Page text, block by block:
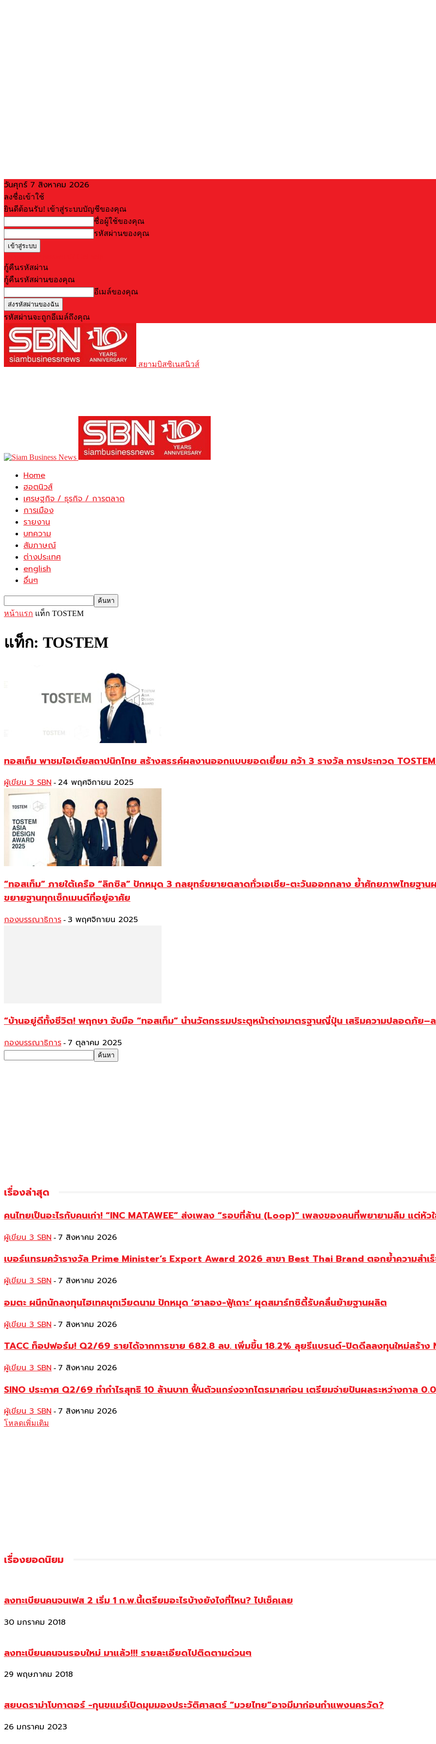
วันศุกร์ 7 สิงหาคม 2026
ลงชื่อเข้าใช้
ยินดีต้อนรับ! เข้าสู่ระบบบัญชีของคุณ
ชื่อผู้ใช้ของคุณ
รหัสผ่านของคุณ
กู้คืนรหัสผ่าน
กู้คืนรหัสผ่านของคุณ
อีเมล์ของคุณ
รหัสผ่านจะถูกอีเมล์ถึงคุณ
สยามบิสซิเนสนิวส์
Home
ฮอตนิวส์
เศรษฐกิจ / ธุรกิจ / การตลาด
การเมือง
รายงาน
บทความ
สัมภาษณ์
ต่างประเทศ
english
อื่นๆ
หน้าแรก แท็ก TOSTEM
แท็ก: TOSTEM
ทอสเท็ม พาชมไอเดียสถาปนิกไทย สร้างสรรค์ผลงานออกแบบยอดเยี่ยม คว้า 3 รางวัล การประกวด
ผู้เขียน 3 SBN - 24 พฤศจิกายน 2025
“ทอสเท็ม” ภายใต้เครือ “ลิกซิล” ปักหมุด 3 กลยุทธ์ขยายตลาดทั่วเอเชีย-ตะวันออกกลาง ย้ำศักยภาพไทยฐาน
ขยายฐานทุกเซ็กเมนต์ที่อยู่อาศัย
กองบรรณาธิการ - 3 พฤศจิกายน 2025
“บ้านอยู่ดีทั้งชีวิต! พฤกษา จับมือ “ทอสเท็ม” นำนวัตกรรมประตูหน้าต่างมาตรฐานญี่ปุ่น เสริมความปลอดภัย–
กองบรรณาธิการ - 7 ตุลาคม 2025
เรื่องล่าสุด
คนไทยเป็นอะไรกับคนเก่า! “INC MATAWEE” ส่งเพลง “รอบที่ล้าน (Loop)” เพลงของคนที่พยายามลืม แต่หัว
ผู้เขียน 3 SBN - 7 สิงหาคม 2026
เบอร์แทรมคว้ารางวัล Prime Minister’s Export Award 2026 สาขา Best Thai Brand ตอกย้ำความสำเ
ผู้เขียน 3 SBN - 7 สิงหาคม 2026
อมตะ ผนึกนักลงทุนไฮเทคบุกเวียดนาม ปักหมุด ‘ฮาลอง-ฟู้เถาะ’ ผุดสมาร์ทซิตี้รับคลื่นย้ายฐานผลิต
ผู้เขียน 3 SBN - 7 สิงหาคม 2026
TACC ท็อปฟอร์ม! Q2/69 รายได้จากการขาย 682.8 ลบ. เพิ่มขึ้น 18.2% ลุยรีแบรนด์-ปิดดีลลงทุนใหม่สร้า
ผู้เขียน 3 SBN - 7 สิงหาคม 2026
SINO ประกาศ Q2/69 ทำกำไรสุทธิ 10 ล้านบาท ฟื้นตัวแกร่งจากไตรมาสก่อน เตรียมจ่ายปันผลระหว่างกาล
ผู้เขียน 3 SBN - 7 สิงหาคม 2026
โหลดเพิ่มเติม
เรื่องยอดนิยม
ลงทะเบียนคนจนเฟส 2 เริ่ม 1 ก.พ.นี้เตรียมอะไรบ้างยังไงที่ไหน? ไปเช็คเลย
30 มกราคม 2018
ลงทะเบียนคนจนรอบใหม่ มาแล้ว!!! รายละเอียดไปติดตามด่วนๆ
29 พฤษภาคม 2018
สยบดราม่าโบกาตอร์ -กุนขแมร์เปิดมุมมองประวัติศาสตร์ “มวยไทย”อาจมีมาก่อนกำแพงนครวัด?
26 มกราคม 2023